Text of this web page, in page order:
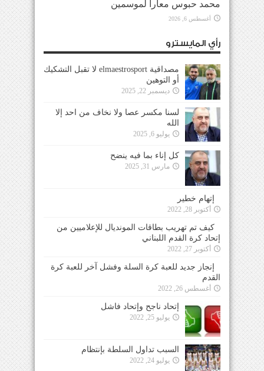
محمد حبوس معاراً لموسمين
أغسطس 6, 2026
رأي المايسترو
مصداقية elmaestrosport لا تقبل التشكيك
أو التوهين
ديسمبر 22, 2025
لسنا مكسر عصا ولا نخاف من احد إلا
الله
يوليو 6, 2025
كل إناء بما فيه ينضح
مارس 31, 2025
إتهام خطير
أكتوبر 28, 2022
كيف تم تهريب بطاقات المونديال للإعلاميين من
إتحاد كرة القدم اللبناني
أكتوبر 27, 2022
إنجاز جديد للعبة كرة السلة وفشل آخر للعبة كرة
القدم
أغسطس 26, 2022
إتحاد ناجح وإتحاد فاشل
يوليو 25, 2022
السبب تداول السلطة بإنتظام
يوليو 24, 2022